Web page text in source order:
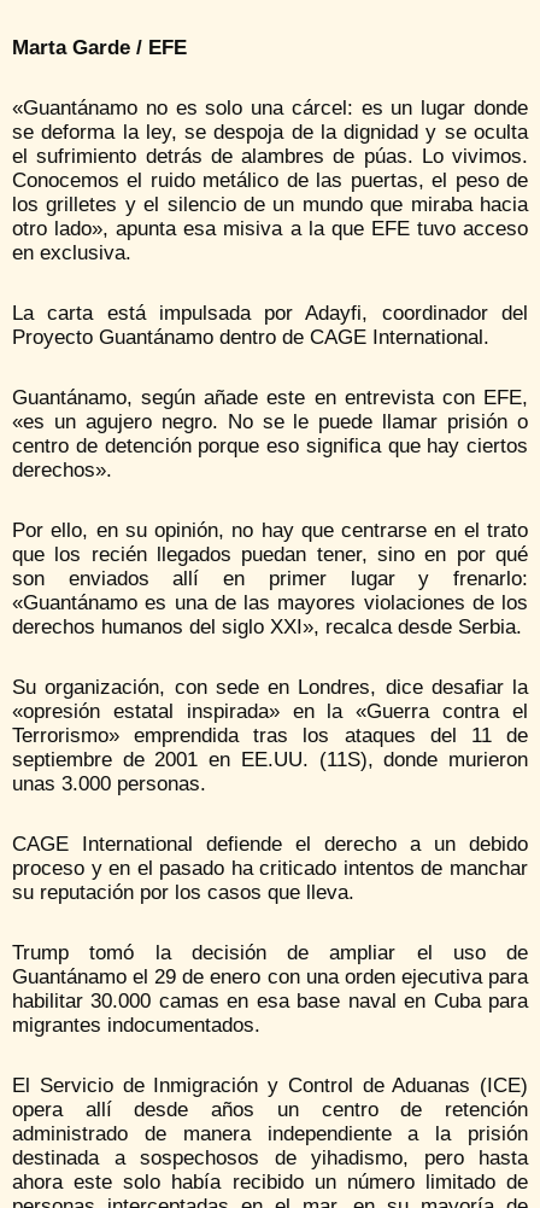
Marta Garde / EFE
«Guantánamo no es solo una cárcel: es un lugar donde
se deforma la ley, se despoja de la dignidad y se oculta
el sufrimiento detrás de alambres de púas. Lo vivimos.
Conocemos el ruido metálico de las puertas, el peso de
los grilletes y el silencio de un mundo que miraba hacia
otro lado», apunta esa misiva a la que EFE tuvo acceso
en exclusiva.
La carta está impulsada por Adayfi, coordinador del
Proyecto Guantánamo dentro de CAGE International.
Guantánamo, según añade este en entrevista con EFE,
«es un agujero negro. No se le puede llamar prisión o
centro de detención porque eso significa que hay ciertos
derechos».
Por ello, en su opinión, no hay que centrarse en el trato
que los recién llegados puedan tener, sino en por qué
son enviados allí en primer lugar y frenarlo:
«Guantánamo es una de las mayores violaciones de los
derechos humanos del siglo XXI», recalca desde Serbia.
Su organización, con sede en Londres, dice desafiar la
«opresión estatal inspirada» en la «Guerra contra el
Terrorismo» emprendida tras los ataques del 11 de
septiembre de 2001 en EE.UU. (11S), donde murieron
unas 3.000 personas.
CAGE International defiende el derecho a un debido
proceso y en el pasado ha criticado intentos de manchar
su reputación por los casos que lleva.
Trump tomó la decisión de ampliar el uso de
Guantánamo el 29 de enero con una orden ejecutiva para
habilitar 30.000 camas en esa base naval en Cuba para
migrantes indocumentados.
El Servicio de Inmigración y Control de Aduanas (ICE)
opera allí desde años un centro de retención
administrado de manera independiente a la prisión
destinada a sospechosos de yihadismo, pero hasta
ahora este solo había recibido un número limitado de